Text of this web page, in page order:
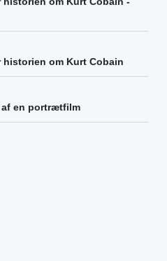
historien om Kurt Cobain
af en portrætfilm